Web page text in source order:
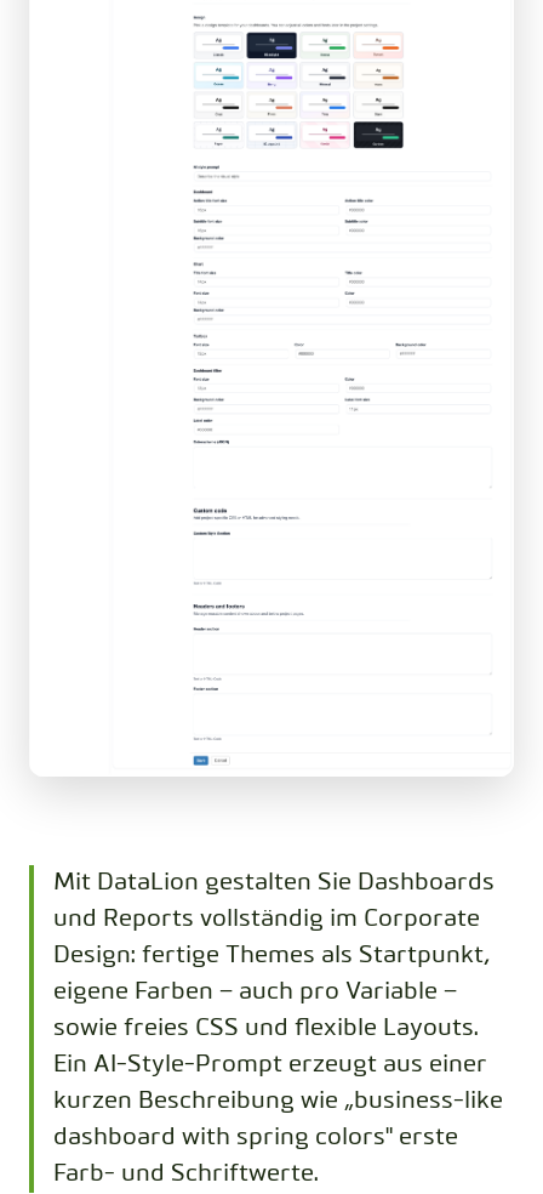
Mit DataLion gestalten Sie Dashboards
und Reports vollständig im Corporate
Design: fertige Themes als Startpunkt,
eigene Farben – auch pro Variable –
sowie freies CSS und flexible Layouts.
Ein AI-Style-Prompt erzeugt aus einer
kurzen Beschreibung wie „business-like
dashboard with spring colors" erste
Farb- und Schriftwerte.